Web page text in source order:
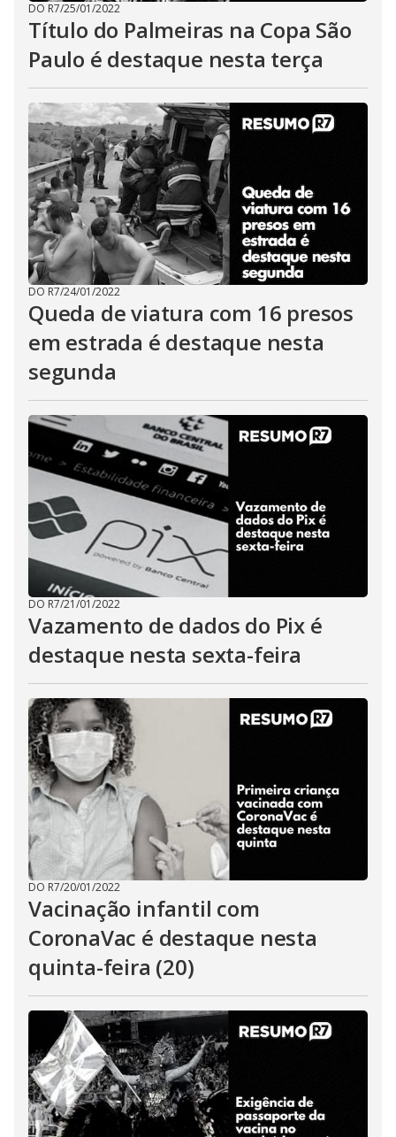
DO R7/25/01/2022
Título do Palmeiras na Copa São
Paulo é destaque nesta terça
DO R7/24/01/2022
Queda de viatura com 16 presos
em estrada é destaque nesta
segunda
DO R7/21/01/2022
Vazamento de dados do Pix é
destaque nesta sexta-feira
DO R7/20/01/2022
Vacinação infantil com
CoronaVac é destaque nesta
quinta-feira (20)